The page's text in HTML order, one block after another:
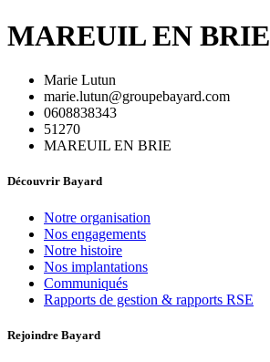
MAREUIL EN BRIE
Marie Lutun
marie.lutun@groupebayard.com
0608838343
51270
MAREUIL EN BRIE
Découvrir Bayard
Notre organisation
Nos engagements
Notre histoire
Nos implantations
Communiqués
Rapports de gestion & rapports RSE
Rejoindre Bayard